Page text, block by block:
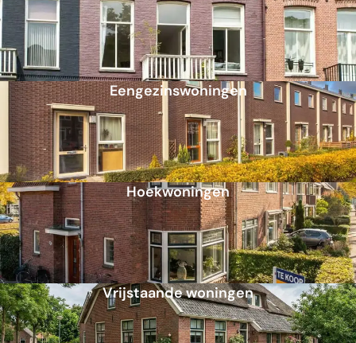
Eengezinswoningen
Hoekwoningen
Vrijstaande woningen